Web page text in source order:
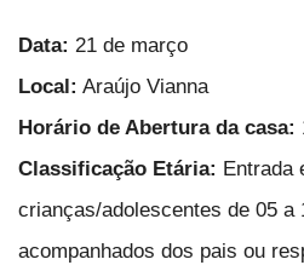
Data: 21 de março
Local: Araújo Vianna
Horário de Abertura da casa:
Classificação Etária: Entrada
crianças/adolescentes de 05 a
acompanhados dos pais ou